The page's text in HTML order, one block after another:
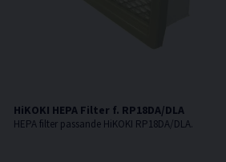
HiKOKI HEPA Filter f. RP18DA/DLA
HEPA filter passande HiKOKI RP18DA/DLA.